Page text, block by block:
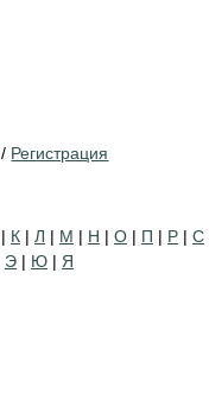
/ Регистрация
| К | Л | М | Н | О | П | Р | С
Э | Ю | Я